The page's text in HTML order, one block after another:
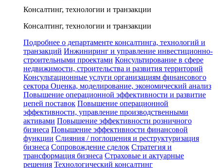
Консалтинг, технологии и транзакции
Консалтинг, технологии и транзакции
Подробнее о департаменте консалтинга, технологий и
транзакций Инжиниринг и управление инвестиционно-
строительными проектами Консультирование в сфере
недвижимости, строительства и развития территорий
Консультационные услуги организациям финансового
сектора Оценка, моделирование, экономический анализ
Повышение операционной эффективности и развитие
цепей поставок Повышение операционной
эффективности, управление производственными
активами Повышение эффективности розничного
бизнеса Повышение эффективности финансовой
функции Слияния / поглощения и реструктуризация
бизнеса Сопровождение сделок Стратегия и
трансформация бизнеса Страховые и актуарные
решения Технологический консалтинг